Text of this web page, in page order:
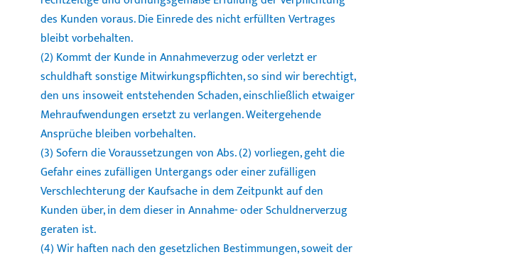
des Kunden voraus. Die Einrede des nicht erfüllten Vertrages
bleibt vorbehalten.
(2) Kommt der Kunde in Annahmeverzug oder verletzt er
schuldhaft sonstige Mitwirkungspflichten, so sind wir berechtigt,
den uns insoweit entstehenden Schaden, einschließlich etwaiger
Mehraufwendungen ersetzt zu verlangen. Weitergehende
Ansprüche bleiben vorbehalten.
(3) Sofern die Voraussetzungen von Abs. (2) vorliegen, geht die
Gefahr eines zufälligen Untergangs oder einer zufälligen
Verschlechterung der Kaufsache in dem Zeitpunkt auf den
Kunden über, in dem dieser in Annahme- oder Schuldnerverzug
geraten ist.
(4) Wir haften nach den gesetzlichen Bestimmungen, soweit der